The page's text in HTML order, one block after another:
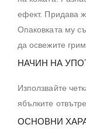
ефект. Придава
Опаковката му
да освежите
НАЧИН НА
Използвайте
ябълките
ОСНОВНИ